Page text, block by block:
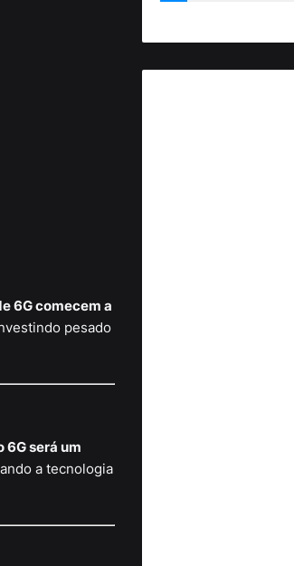
6G comecem a
pesado
6G será um
a tecnologia